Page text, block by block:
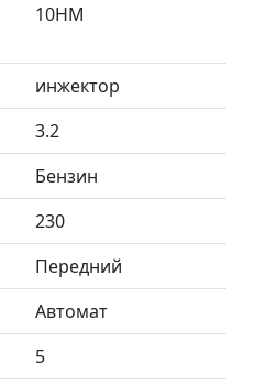
10HM
инжектор
3.2
Бензин
230
Передний
Автомат
5